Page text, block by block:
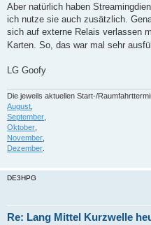
Aber natürlich haben
ich nutze sie auch zusätzlich.
sich auf externe Relais verlassen
Karten. So, das war mal sehr
LG Goofy
Die jeweils aktuellen Start-/
August,
September,
Oktober,
November,
Dezember.
DE3HPG
Re: Lang Mittel Kurzwelle